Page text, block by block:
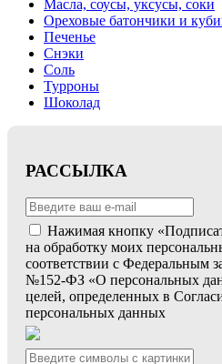
Масла, соусы, уксусы, соки
Ореховые батончики и
Печенье
Снэки
Соль
Турроны
Шоколад
РАССЫЛКА
Нажимая кнопку
на обработку моих
соответствии с Федеральным
№152-ФЗ «О персональных
целей, определенных в
персональных данных